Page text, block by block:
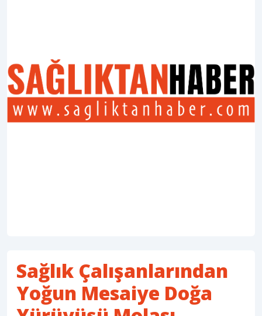
Sağlık Çalışanlarından
Yoğun Mesaiye Doğa